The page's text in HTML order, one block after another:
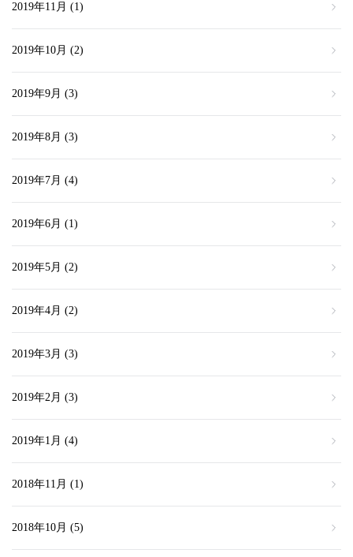
2019年11月 (1)
2019年10月 (2)
2019年9月 (3)
2019年8月 (3)
2019年7月 (4)
2019年6月 (1)
2019年5月 (2)
2019年4月 (2)
2019年3月 (3)
2019年2月 (3)
2019年1月 (4)
2018年11月 (1)
2018年10月 (5)